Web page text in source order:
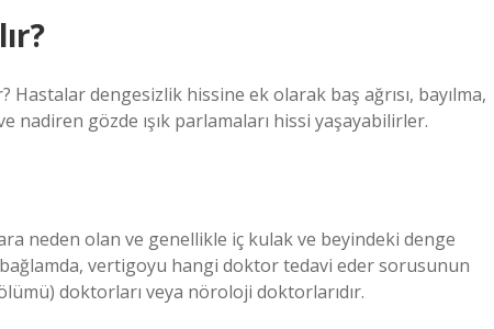
dengesizlik hissine ek olarak baş ağrısı, bayılma,
nadiren gözde ışık parlamaları hissi yaşayabilirler.
neden olan ve genellikle iç kulak ve beyindeki denge
vertigoyu hangi doktor tedavi eder sorusunun
doktorları veya nöroloji doktorlarıdır.